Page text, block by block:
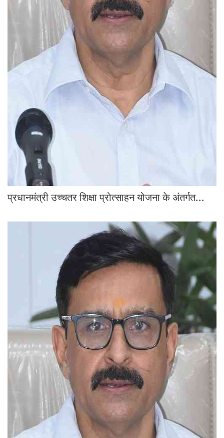
प्रधानमंत्री उच्चतर शिक्षा प्रोत्साहन योजना के अंतर्गत...